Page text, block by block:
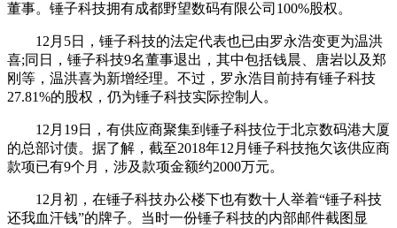
董事。锤子科技拥有成都野望数码有限公司100%股权。
12月5日，锤子科技的法定代表也已由罗永浩变更为温洪
喜;同日，锤子科技9名董事退出，其中包括钱晨、唐岩以及郑
刚等，温洪喜为新增经理。不过，罗永浩目前持有锤子科技
27.81%的股权，仍为锤子科技实际控制人。
12月19日，有供应商聚集到锤子科技位于北京数码港大厦
的总部讨债。据了解，截至2018年12月锤子科技拖欠该供应商
款项已有9个月，涉及款项金额约2000万元。
12月初，在锤子科技办公楼下也有数十人举着“锤子科技
还我血汗钱”的牌子。当时一份锤子科技的内部邮件截图显